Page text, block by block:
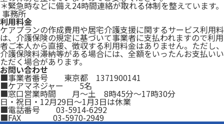
＊緊急時などに備え24時間連絡が取れる体制を整えています。
事務所
利用料金
ケアプランの作成費用や居宅介護支援に関するサービス利用料
は、介護保険の規定に基づいて事業者に支払われますので利用
者ご本人から直接、徴収する利用料金はありません。ただし、
介護保険料滞納等がある場合には、全額をいったんお支払いい
ただく場合があります。
お問い合わせ
■事業者番号 東京都 1371900141
■ケアマネジャー 5名
■窓口営業時間 月～土 8時45分～17時30分
日・祝日・12月29日～1月3日は休業
■電話番号 03-5914-6292
■FAX 03-5970-2949